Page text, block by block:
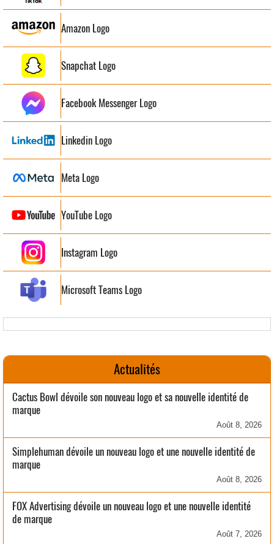
Amazon Logo
Snapchat Logo
Facebook Messenger Logo
Linkedin Logo
Meta Logo
YouTube Logo
Instagram Logo
Microsoft Teams Logo
Actualités
Cactus Bowl dévoile son nouveau logo et sa nouvelle identité de
marque
Août 8, 2026
Simplehuman dévoile un nouveau logo et une nouvelle identité de
marque
Août 8, 2026
FOX Advertising dévoile un nouveau logo et une nouvelle identité
de marque
Août 7, 2026